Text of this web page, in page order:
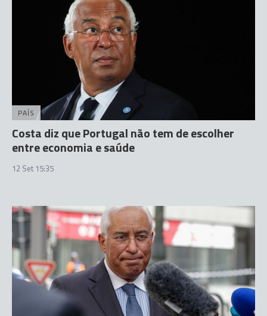
PAÍS
Costa diz que Portugal não tem de escolher
entre economia e saúde
12 Set 15:35